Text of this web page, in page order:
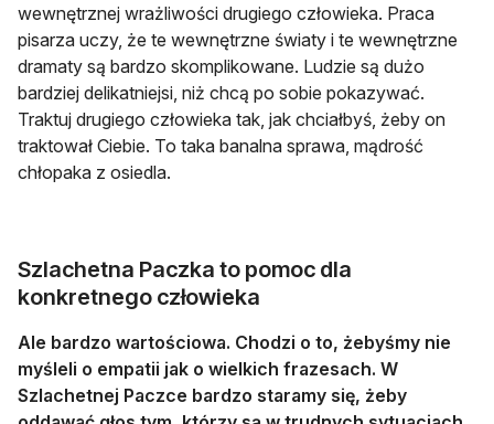
wewnętrznej wrażliwości drugiego człowieka. Praca
pisarza uczy, że te wewnętrzne światy i te wewnętrzne
dramaty są bardzo skomplikowane. Ludzie są dużo
bardziej delikatniejsi, niż chcą po sobie pokazywać.
Traktuj drugiego człowieka tak, jak chciałbyś, żeby on
traktował Ciebie. To taka banalna sprawa, mądrość
chłopaka z osiedla.
Szlachetna Paczka to pomoc dla
konkretnego człowieka
Ale bardzo wartościowa. Chodzi o to, żebyśmy nie
myśleli o empatii jak o wielkich frazesach. W
Szlachetnej Paczce bardzo staramy się, żeby